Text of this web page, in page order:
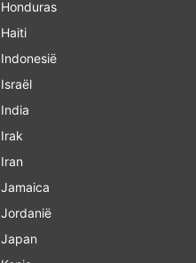
Honduras
Haiti
Indonesië
Israël
India
Irak
Iran
Jamaica
Jordanië
Japan